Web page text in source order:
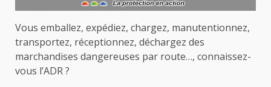
Vous emballez, expédiez, chargez, manutentionnez,
transportez, réceptionnez, déchargez des
marchandises dangereuses par route…, connaissez-
vous l’ADR ?